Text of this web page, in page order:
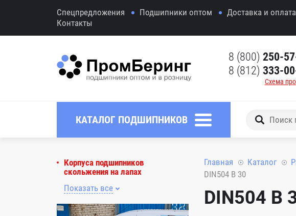
Спецпредложения Подшипники оптом Доставка и оплата
Контакты
8 (800) 250-
8 (812) 333-
Схема
КАТАЛОГ ПОДШИПНИКОВ
Корпуса подшипников
скольжения на лапах
Показать все
Главная Каталог
DIN504 B 30
DIN504 B